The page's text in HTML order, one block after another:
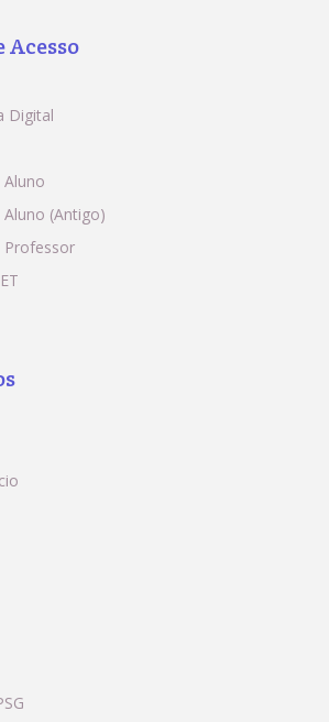
Acesso
Digital
(Antigo)
Professor